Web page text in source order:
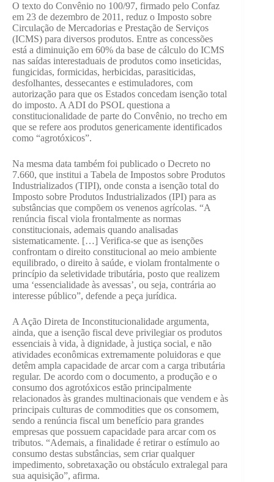
O texto do Convênio no 100/97, firmado pelo Confaz
em 23 de dezembro de 2011, reduz o Imposto sobre
Circulação de Mercadorias e Prestação de Serviços
(ICMS) para diversos produtos. Entre as concessões
está a diminuição em 60% da base de cálculo do ICMS
nas saídas interestaduais de produtos como inseticidas,
fungicidas, formicidas, herbicidas, parasiticidas,
desfolhantes, dessecantes e estimuladores, com
autorização para que os Estados concedam isenção total
do imposto. A ADI do PSOL questiona a
constitucionalidade de parte do Convênio, no trecho em
que se refere aos produtos genericamente identificados
como “agrotóxicos”.
Na mesma data também foi publicado o Decreto no
7.660, que institui a Tabela de Impostos sobre Produtos
Industrializados (TIPI), onde consta a isenção total do
Imposto sobre Produtos Industrializados (IPI) para as
substâncias que compõem os venenos agrícolas. “A
renúncia fiscal viola frontalmente as normas
constitucionais, ademais quando analisadas
sistematicamente. […] Verifica-se que as isenções
confrontam o direito constitucional ao meio ambiente
equilibrado, o direito à saúde, e violam frontalmente o
princípio da seletividade tributária, posto que realizem
uma ‘essencialidade às avessas’, ou seja, contrária ao
interesse público”, defende a peça jurídica.
A Ação Direta de Inconstitucionalidade argumenta,
ainda, que a isenção fiscal deve privilegiar os produtos
essenciais à vida, à dignidade, à justiça social, e não
atividades econômicas extremamente poluidoras e que
detêm ampla capacidade de arcar com a carga tributária
regular. De acordo com o documento, a produção e o
consumo dos agrotóxicos estão principalmente
relacionados às grandes multinacionais que vendem e às
principais culturas de commodities que os consomem,
sendo a renúncia fiscal um benefício para grandes
empresas que possuem capacidade para arcar com os
tributos. “Ademais, a finalidade é retirar o estímulo ao
consumo destas substâncias, sem criar qualquer
impedimento, sobretaxação ou obstáculo extralegal para
sua aquisição”, afirma.